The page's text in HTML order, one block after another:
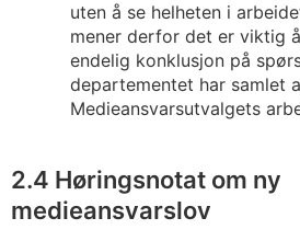
uten å se helheten i
mener derfor det er viktig
endelig konklusjon på
departementet har samlet
Medieansvarsutvalgets
2.4 Høringsnotat om ny
medieansvarslov